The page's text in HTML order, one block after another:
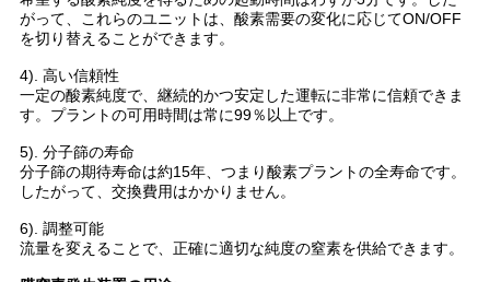
ス
事
件
引
金
がって、これらのユニットは、酸素需要の変化に応じてON/OFF
を切り替えることができます。
4). 高い信頼性
一定の酸素純度で、継続的かつ安定した運転に非常に信頼できま
す。プラントの可用時間は常に99％以上です。
5). 分子篩の寿命
分子篩の期待寿命は約15年、つまり酸素プラントの全寿命です。
したがって、交換費用はかかりません。
6). 調整可能
流量を変えることで、正確に適切な純度の窒素を供給できます。